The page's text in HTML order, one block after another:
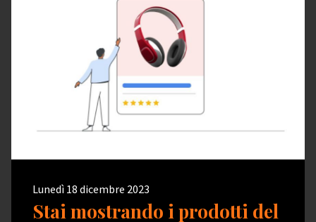
Lunedì 18 dicembre 2023
Stai mostrando i prodotti del